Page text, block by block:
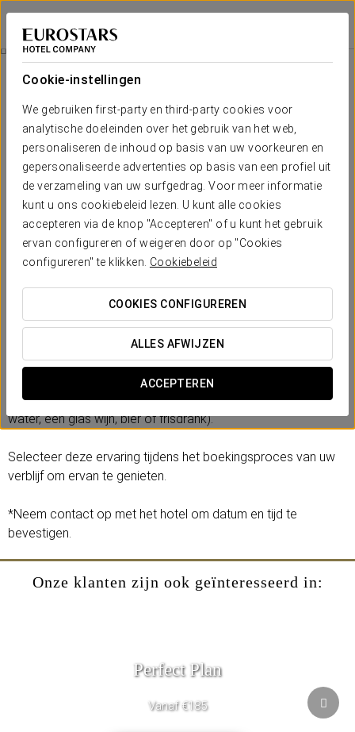
Cookie-instellingen
We gebruiken first-party en third-party cookies voor
analytische doeleinden over het gebruik van het web,
personaliseren de inhoud op basis van uw voorkeuren en
gepersonaliseerde advertenties op basis van een profiel uit
de verzameling van uw surfgedrag. Voor meer informatie
kunt u ons cookiebeleid lezen. U kunt alle cookies
accepteren via de knop "Accepteren" of u kunt het gebruik
ervan configureren of weigeren door op "Cookies
configureren" te klikken. Cookiebeleid
COOKIES CONFIGUREREN
ALLES AFWIJZEN
ACCEPTEREN
Eurostars Torre Sevilla
SEVILLA
Gastronomisch Uitje In Restaurant El Duende
80 € persoon
Gastronomisch uitje in restaurant El
Duende
Wij nodigen u uit voor een gastronomisch uitje waarbij u de
verfijnde keuken van restaurant El Duende ontdekt, gelegen
op de 34e verdieping.
Bekijk hetproeverijmenu(inclusief één drankje per persoon:
water, een glas wijn, bier of frisdrank).
Selecteer deze ervaring tijdens het boekingsproces van uw
verblijf om ervan te genieten.
*Neem contact op met het hotel om datum en tijd te
bevestigen.
Onze klanten zijn ook geïnteresseerd in:
Perfect Plan
Vanaf €185